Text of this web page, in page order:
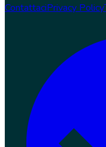
ContattaciPrivacy Policy